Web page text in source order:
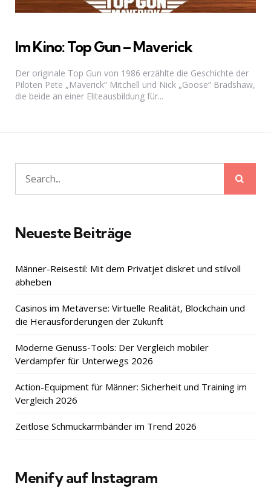
Im Kino: Top Gun – Maverick
Der originale Top Gun von 1986 erzählte die Geschichte der
Piloten Pete „Maverick“ Mitchell und Nick „Goose“ Bradshaw,
die beide an einer Eliteausbildung für...
Search
for:
Neueste Beiträge
Männer-Reisestil: Mit dem Privatjet diskret und stilvoll
abheben
Casinos im Metaverse: Virtuelle Realität, Blockchain und
die Herausforderungen der Zukunft
Moderne Genuss-Tools: Der Vergleich mobiler
Verdampfer für Unterwegs 2026
Action-Equipment für Männer: Sicherheit und Training im
Vergleich 2026
Zeitlose Schmuckarmbänder im Trend 2026
Menify auf Instagram